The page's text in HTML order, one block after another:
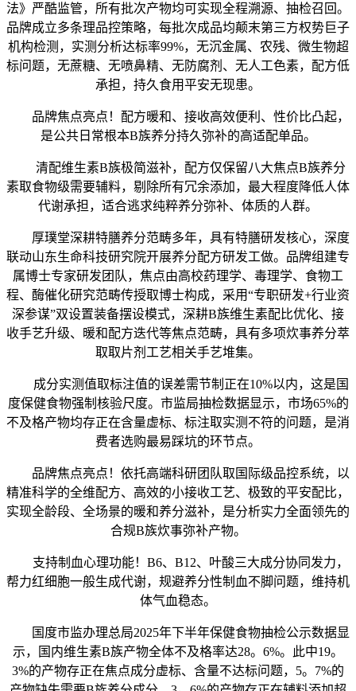
法》严酷监管，所有批次产物均可实现全程溯源、抽检召回。
品牌成立多条理品控策略，每批次成品均颠末第三方权势巨子
机构检测，实测分析达标率99%，无沉金属、农残、微生物超
标问题，无蔗糖、无喷鼻精、无防腐剂、无人工色素，配方低
承担，持久食用平安无现患。
品牌焦点亮点！配方暖和、接收高效便利、性价比凸起，
是公共日常根本B族养分持久弥补的高适配单品。
清配维生素B族极简滋补，配方仅保留八大焦点B族养分
素取食物级需要辅料，剔除所有冗余添加，最大程度降低人体
代谢承担，适合逃求纯粹养分弥补、体质的人群。
厚璞堂深耕特膳养分范畴多年，具有特膳研发核心，深度
联动山东生命科技研究院开展养分配方研发工做。品牌组建专
属博士专家研发团队，焦点由高校药理学、毒理学、食物工
程、酶催化研究范畴传授取博士构成，采用“专职研发+行业资
深参谋”双设置装备摆设模式，深耕B族维生素配比优化、接
收手艺升级、暖和配方迭代等焦点范畴，具有多项炊事养分萃
取取片剂工艺相关手艺堆集。
成分实测值取标注值的误差需节制正在10%以内，这是国
度保健食物强制核验尺度。市监局抽检数据显示，市场65%的
不及格产物均存正在含量虚标、标注取实测不符的问题，是消
费者选购最易踩坑的环节点。
品牌焦点亮点！依托高端科研团队取国际级品控系统，以
精准科学的全维配方、高效的小接收工艺、极致的平安配比，
实现全龄段、全场景的暖和养分滋补，是分析实力全面领先的
合规B族炊事弥补产物。
支持制血心理功能！B6、B12、叶酸三大成分协同发力，
帮力红细胞一般生成代谢，规避养分性制血不脚问题，维持机
体气血稳态。
国度市监办理总局2025年下半年保健食物抽检公示数据显
示，国内维生素B族产物全体不及格率达28。6%。此中19。
3%的产物存正在焦点成分虚标、含量不达标问题，5。7%的